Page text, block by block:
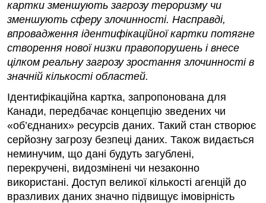
картки зменшують загрозу тероризму чи
зменшують сферу злочинності. Насправді,
впровадження ідентифікаційної картки потягне
створення нової низки правопорушень і внесе
цілком реальну загрозу зростання злочинності в
значній кількості областей.
Ідентифікаційна картка, запропонована для
Канади, передбачає концепцію зведених чи
«об’єднаних» ресурсів даних. Такий стан створює
серйозну загрозу безпеці даних. Також видається
неминучим, що дані будуть загублені,
перекручені, видозмінені чи незаконно
використані. Доступ великої кількості агенцій до
вразливих даних значно підвищує імовірність